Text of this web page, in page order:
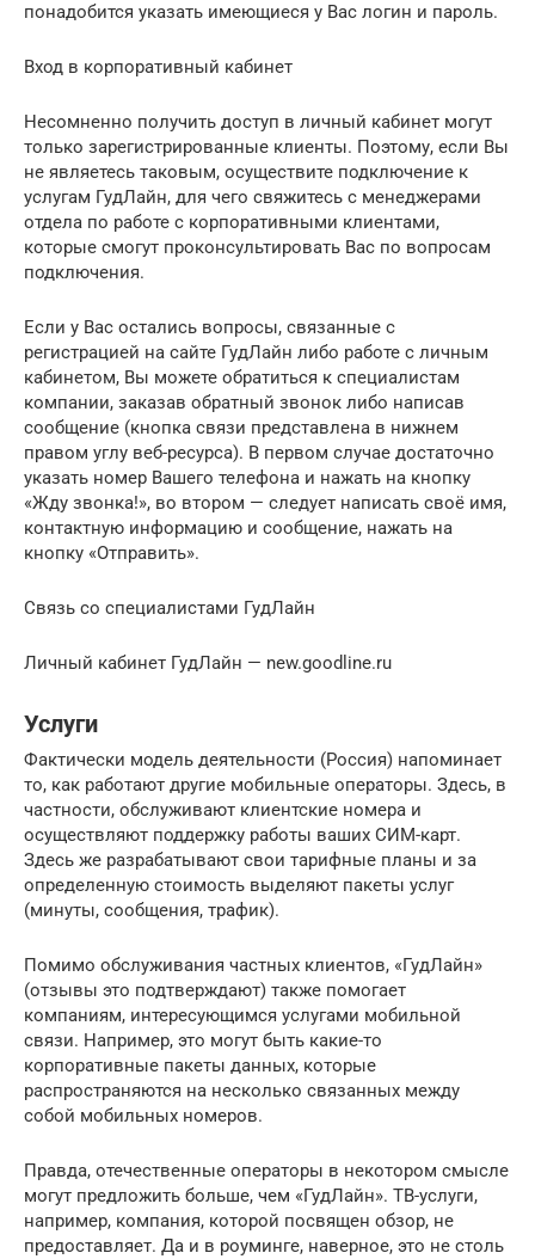
понадобится указать имеющиеся у Вас логин и пароль.
Вход в корпоративный кабинет
Несомненно получить доступ в личный кабинет могут
только зарегистрированные клиенты. Поэтому, если Вы
не являетесь таковым, осуществите подключение к
услугам ГудЛайн, для чего свяжитесь с менеджерами
отдела по работе с корпоративными клиентами,
которые смогут проконсультировать Вас по вопросам
подключения.
Если у Вас остались вопросы, связанные с
регистрацией на сайте ГудЛайн либо работе с личным
кабинетом, Вы можете обратиться к специалистам
компании, заказав обратный звонок либо написав
сообщение (кнопка связи представлена в нижнем
правом углу веб-ресурса). В первом случае достаточно
указать номер Вашего телефона и нажать на кнопку
«Жду звонка!», во втором — следует написать своё имя,
контактную информацию и сообщение, нажать на
кнопку «Отправить».
Связь со специалистами ГудЛайн
Личный кабинет ГудЛайн — new.goodline.ru
Услуги
Фактически модель деятельности (Россия) напоминает
то, как работают другие мобильные операторы. Здесь, в
частности, обслуживают клиентские номера и
осуществляют поддержку работы ваших СИМ-карт.
Здесь же разрабатывают свои тарифные планы и за
определенную стоимость выделяют пакеты услуг
(минуты, сообщения, трафик).
Помимо обслуживания частных клиентов, «ГудЛайн»
(отзывы это подтверждают) также помогает
компаниям, интересующимся услугами мобильной
связи. Например, это могут быть какие-то
корпоративные пакеты данных, которые
распространяются на несколько связанных между
собой мобильных номеров.
Правда, отечественные операторы в некотором смысле
могут предложить больше, чем «ГудЛайн». ТВ-услуги,
например, компания, которой посвящен обзор, не
предоставляет. Да и в роуминге, наверное, это не столь